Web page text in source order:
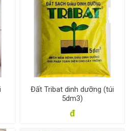
Đất Tribat dinh dưỡng (túi
5dm3)
đ